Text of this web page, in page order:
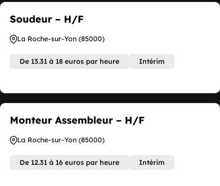
Soudeur – H/F
La Roche-sur-Yon (85000)
De 13.31 à 18 euros par heure Intérim
Monteur Assembleur – H/F
La Roche-sur-Yon (85000)
De 12.31 à 16 euros par heure Intérim